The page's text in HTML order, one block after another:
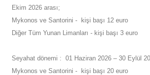
Ekim 2026 arası;
Mykonos ve Santorini - kişi başı 12 euro
Diğer Tüm Yunan Limanları - kişi başı 3 euro
Seyahat dönemi : 01 Haziran 2026 – 30 Eylül
Mykonos ve Santorini - kişi başı 20 euro